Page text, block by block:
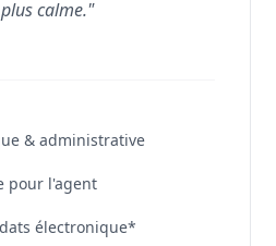
calme."
& administrative
pour l'agent
électronique*